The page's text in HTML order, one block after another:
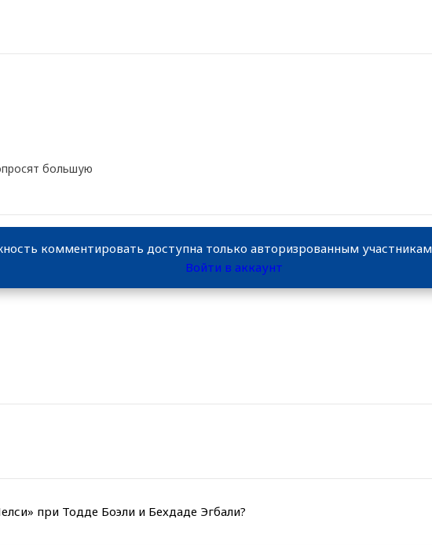
при Тодде Боэли и Бехдаде Эгбали?
большую
комментировать доступна только авторизрованным участникам
Войти в аккаунт